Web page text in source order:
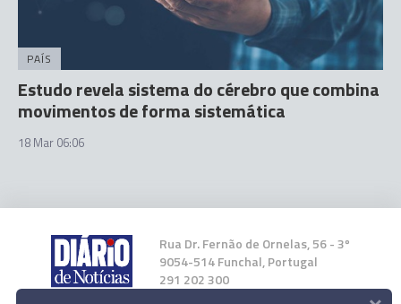
PAÍS
Estudo revela sistema do cérebro que combina
movimentos de forma sistemática
18 Mar 06:06
Rua Dr. Fernão de Ornelas, 56 - 3º
9054-514 Funchal, Portugal
291 202 300